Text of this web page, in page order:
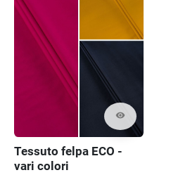
visibility
Tessuto felpa ECO -
vari colori